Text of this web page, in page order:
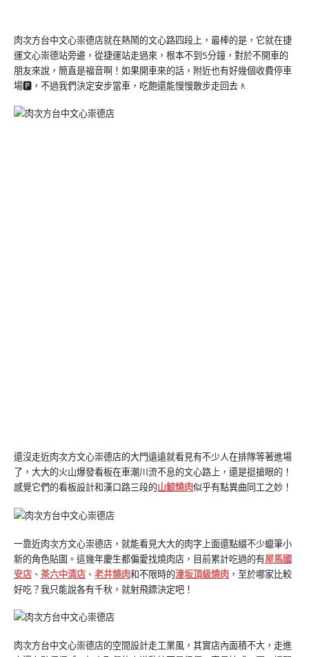
肉次方台中文心崇德店就在熱鬧的文心路四段上，最棒的是，它就在捷
運文心崇德站旁邊，從捷運站走過來，根本不到5分鐘，對於不開車的
朋友來說，簡直是福音啊！如果開車來的話，附近也有好幾個收費停車
場🅿️，不過我們決定安步當車，吃飽還能慢慢散步走回去🚶
還沒走近肉次方文心崇德店的大門遠遠就看見有不少人在排隊等著進場
了，大大的火山爆發看板在車潮川流不息的文心路上，還是挺搶眼的！
感覺它們的看板設計和漢口路三段的山鯨燒肉似乎有點異曲同工之妙！
一靠近肉次方文心崇德店，就能看見大大的肉字上面還點綴不少蠟筆小
新的角色貼圖。這幾年慶生都偏愛找燒肉店，目前累計吃過的有屋馬國
安店 、 茶六中清店 、 老井燒肉和不限時的潼坂頂級燒肉 ，至於哪家比較
好吃？我只能說各有千秋，就射飛鏢決定吧！
肉次方台中文心崇德店的空間設計走工業風，其實店內面積不大，走進